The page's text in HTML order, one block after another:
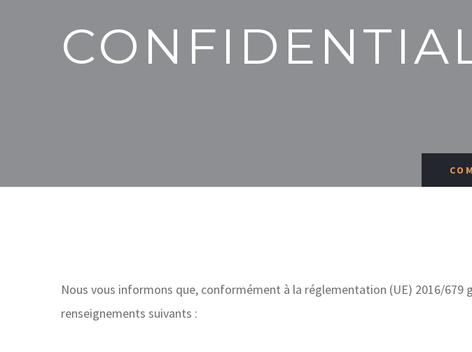
Nous vous informons que, conformément à la réglementation (UE) 2016/
renseignements suivants :